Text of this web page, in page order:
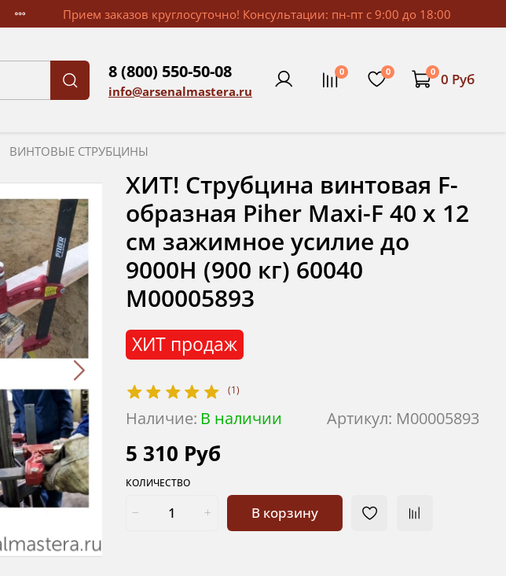
Прием заказов круглосуточно! Консультации: пн-пт с 9:00 до 18:00
8 (800) 550-50-08
info@arsenalmastera.ru
0 0 0 0 Руб
ВИНТОВЫЕ СТРУБЦИНЫ
(1)
Артикул: М00005893
Наличие: В наличии
ХИТ продаж
ХИТ! Струбцина винтовая F-
образная Piher Maxi-F 40 х 12
см зажимное усилие до
9000Н (900 кг) 60040
М00005893
5 310 Руб
КОЛИЧЕСТВО
В корзину